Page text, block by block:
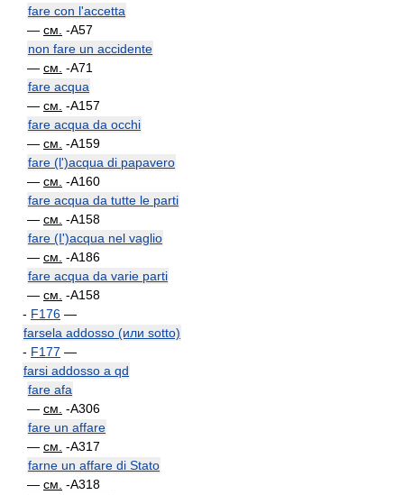
fare con l'accetta
— см. -A57
non fare un accidente
— см. -A71
fare acqua
— см. -A157
fare acqua da occhi
— см. -A159
fare (l')acqua di papavero
— см. -A160
fare acqua da tutte le parti
— см. -A158
fare (I')acqua nel vaglio
— см. -A186
fare acqua da varie parti
— см. -A158
- F176 —
farsela addosso (или sotto)
- F177 —
farsi addosso a qd
fare afa
— см. -A306
fare un affare
— см. -A317
farne un affare di Stato
— см. -A318